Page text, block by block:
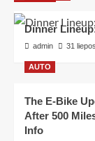
Dinner
admin 31
AUTO
The E-Bike
After 500
Info